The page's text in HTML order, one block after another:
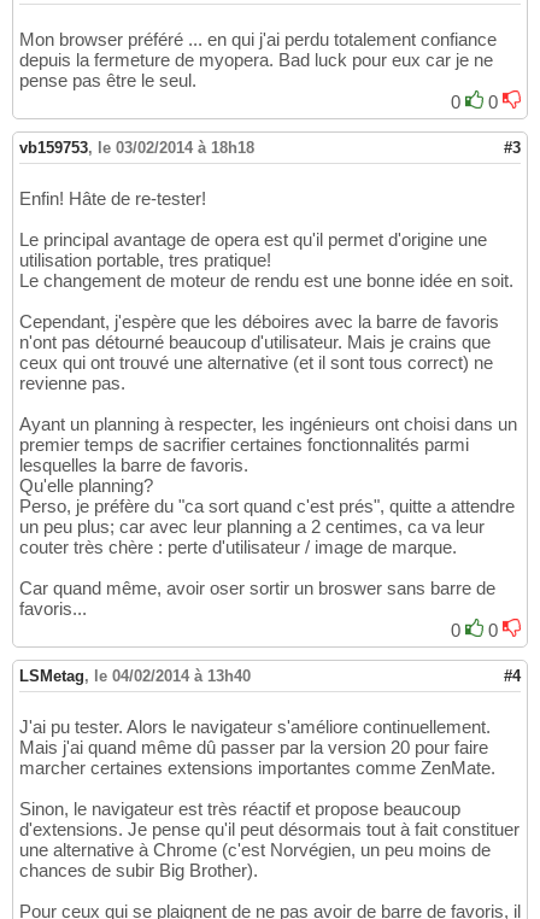
Mon browser préféré ... en qui j'ai perdu totalement confiance
depuis la fermeture de myopera. Bad luck pour eux car je ne
pense pas être le seul.
0
0
vb159753, le 03/02/2014 à 18h18 #3
Enfin! Hâte de re-tester!
Le principal avantage de opera est qu'il permet d'origine une
utilisation portable, tres pratique!
Le changement de moteur de rendu est une bonne idée en soit.
Cependant, j'espère que les déboires avec la barre de favoris
n'ont pas détourné beaucoup d'utilisateur. Mais je crains que
ceux qui ont trouvé une alternative (et il sont tous correct) ne
revienne pas.
Ayant un planning à respecter, les ingénieurs ont choisi dans un
premier temps de sacrifier certaines fonctionnalités parmi
lesquelles la barre de favoris.
Qu'elle planning?
Perso, je préfère du "ca sort quand c'est prés", quitte a attendre
un peu plus; car avec leur planning a 2 centimes, ca va leur
couter très chère : perte d'utilisateur / image de marque.
Car quand même, avoir oser sortir un broswer sans barre de
favoris...
0
0
LSMetag, le 04/02/2014 à 13h40 #4
J'ai pu tester. Alors le navigateur s'améliore continuellement.
Mais j'ai quand même dû passer par la version 20 pour faire
marcher certaines extensions importantes comme ZenMate.
Sinon, le navigateur est très réactif et propose beaucoup
d'extensions. Je pense qu'il peut désormais tout à fait constituer
une alternative à Chrome (c'est Norvégien, un peu moins de
chances de subir Big Brother).
Pour ceux qui se plaignent de ne pas avoir de barre de favoris, il